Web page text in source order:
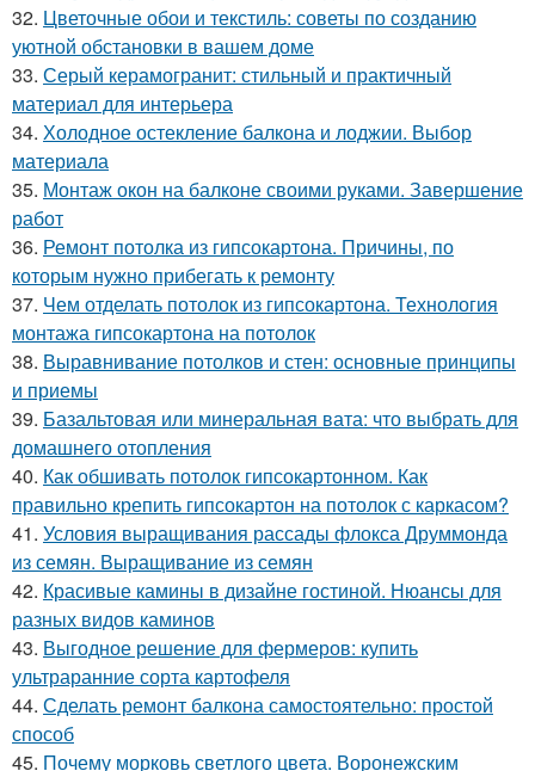
32. Цветочные обои и текстиль: советы по созданию
уютной обстановки в вашем доме
33. Серый керамогранит: стильный и практичный
материал для интерьера
34. Холодное остекление балкона и лоджии. Выбор
материала
35. Монтаж окон на балконе своими руками. Завершение
работ
36. Ремонт потолка из гипсокартона. Причины, по
которым нужно прибегать к ремонту
37. Чем отделать потолок из гипсокартона. Технология
монтажа гипсокартона на потолок
38. Выравнивание потолков и стен: основные принципы
и приемы
39. Базальтовая или минеральная вата: что выбрать для
домашнего отопления
40. Как обшивать потолок гипсокартонном. Как
правильно крепить гипсокартон на потолок с каркасом?
41. Условия выращивания рассады флокса Друммонда
из семян. Выращивание из семян
42. Красивые камины в дизайне гостиной. Нюансы для
разных видов каминов
43. Выгодное решение для фермеров: купить
ультраранние сорта картофеля
44. Сделать ремонт балкона самостоятельно: простой
способ
45. Почему морковь светлого цвета. Воронежским